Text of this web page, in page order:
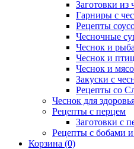
Заготовки из
Гарниры с
Рецепты
Чесночные
Чеснок и рыба
Чеснок и
Чеснок и мясо
Закуски с
Рецепты со
Чеснок для
Рецепты с перцем
Заготовки с
Рецепты с бобами
Корзина (0)